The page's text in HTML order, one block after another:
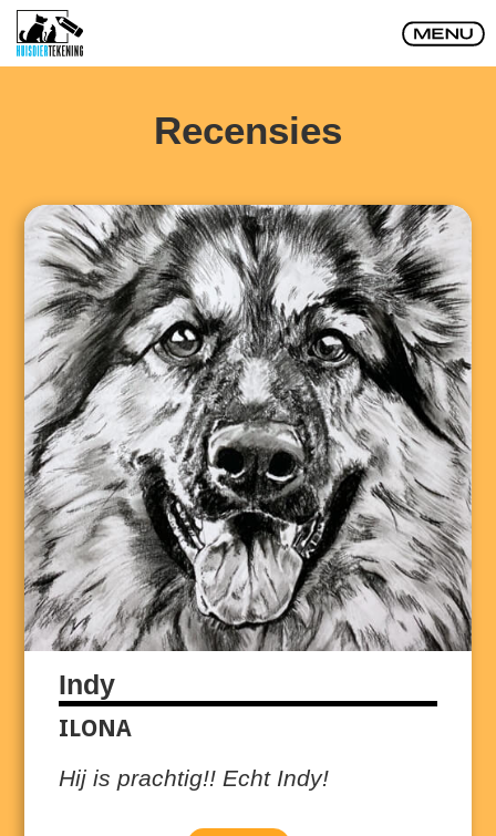
Recensies
Indy
ILONA
Hij is prachtig!! Echt Indy!